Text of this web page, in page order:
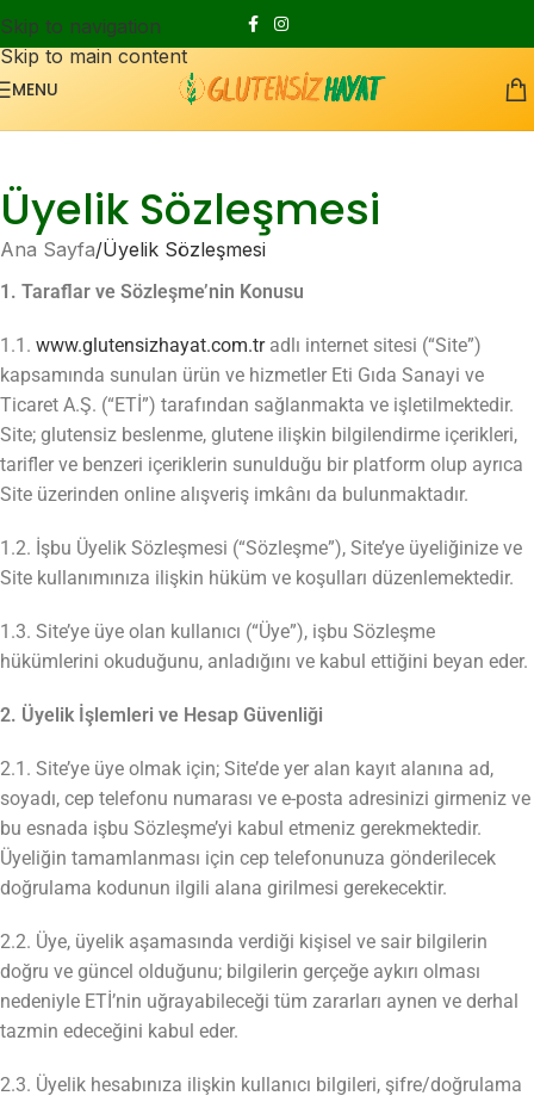
Skip to navigation
Skip to main content
MENU
Üyelik Sözleşmesi
Ana Sayfa Üyelik Sözleşmesi
1. Taraflar ve Sözleşme’nin Konusu
1.1. www.glutensizhayat.com.tradlı internet sitesi (“Site”)
kapsamında sunulan ürün ve hizmetler Eti Gıda Sanayi ve
Ticaret A.Ş. (“ETİ”) tarafından sağlanmakta ve işletilmektedir.
Site; glutensiz beslenme, glutene ilişkin bilgilendirme içerikleri,
tarifler ve benzeri içeriklerin sunulduğu bir platform olup ayrıca
Site üzerinden online alışveriş imkânı da bulunmaktadır.
1.2. İşbu Üyelik Sözleşmesi (“Sözleşme”), Site’ye üyeliğinize ve
Site kullanımınıza ilişkin hüküm ve koşulları düzenlemektedir.
1.3. Site’ye üye olan kullanıcı (“Üye”), işbu Sözleşme
hükümlerini okuduğunu, anladığını ve kabul ettiğini beyan eder.
2. Üyelik İşlemleri ve Hesap Güvenliği
2.1. Site’ye üye olmak için; Site’de yer alan kayıt alanına ad,
soyadı, cep telefonu numarası ve e-posta adresinizi girmeniz ve
bu esnada işbu Sözleşme’yi kabul etmeniz gerekmektedir.
Üyeliğin tamamlanması için cep telefonunuza gönderilecek
doğrulama kodunun ilgili alana girilmesi gerekecektir.
2.2. Üye, üyelik aşamasında verdiği kişisel ve sair bilgilerin
doğru ve güncel olduğunu; bilgilerin gerçeğe aykırı olması
nedeniyle ETİ’nin uğrayabileceği tüm zararları aynen ve derhal
tazmin edeceğini kabul eder.
2.3. Üyelik hesabınıza ilişkin kullanıcı bilgileri, şifre/doğrulama